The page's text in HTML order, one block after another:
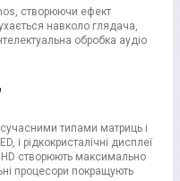
створюючи ефект
навколо глядача,
обробка аудіо
типами матриць і
і рідкокристалічні дисплеї
HD створюють максимально
процесори покращують